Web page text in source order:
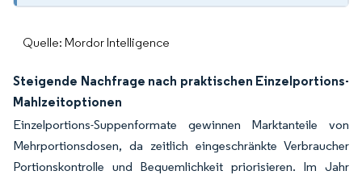
Quelle: Mordor Intelligence
Steigende Nachfrage nach praktischen Einzelportions-
Mahlzeitoptionen
Einzelportions-Suppenformate gewinnen Marktanteile von
Mehrportionsdosen, da zeitlich eingeschränkte Verbraucher
Portionskontrolle und Bequemlichkeit priorisieren. Im Jahr